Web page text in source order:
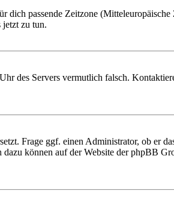
dich passende Zeitzone
jetzt zu tun.
des Servers vermutlich falsch.
Frage ggf. einen Administrator, ob er
können auf der Website der phpBB